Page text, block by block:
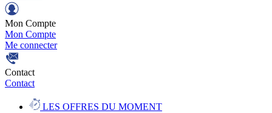
Mon Compte
Mon Compte
Me connecter
Contact
Contact
LES OFFRES DU MOMENT